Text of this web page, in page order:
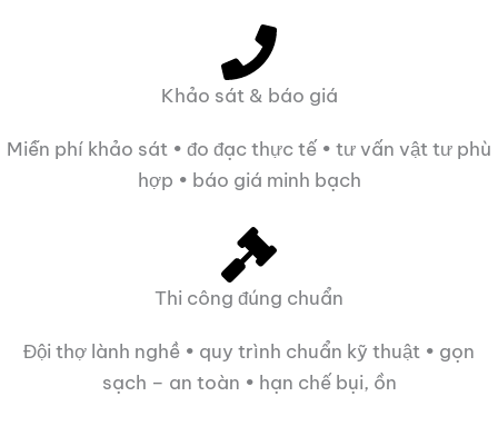
Khảo sát & báo giá
Miễn phí khảo sát • đo đạc thực tế • tư vấn vật tư phù
hợp • báo giá minh bạch
Thi công đúng chuẩn
Đội thợ lành nghề • quy trình chuẩn kỹ thuật • gọn
sạch – an toàn • hạn chế bụi, ồn